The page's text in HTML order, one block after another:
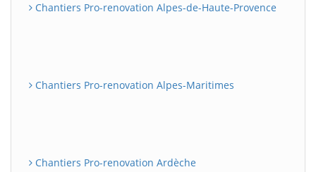
Chantiers Pro-renovation Alpes-de-Haute-Provence
Chantiers Pro-renovation Alpes-Maritimes
Chantiers Pro-renovation Ardèche